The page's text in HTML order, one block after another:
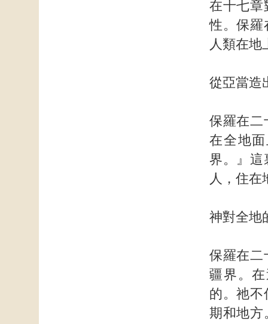
在十七章
性。保羅
人類在地
從亞當造
保羅在二
在全地
界。』這
人，住在
神對全地
保羅在二
疆界。
的。祂不
期和地方